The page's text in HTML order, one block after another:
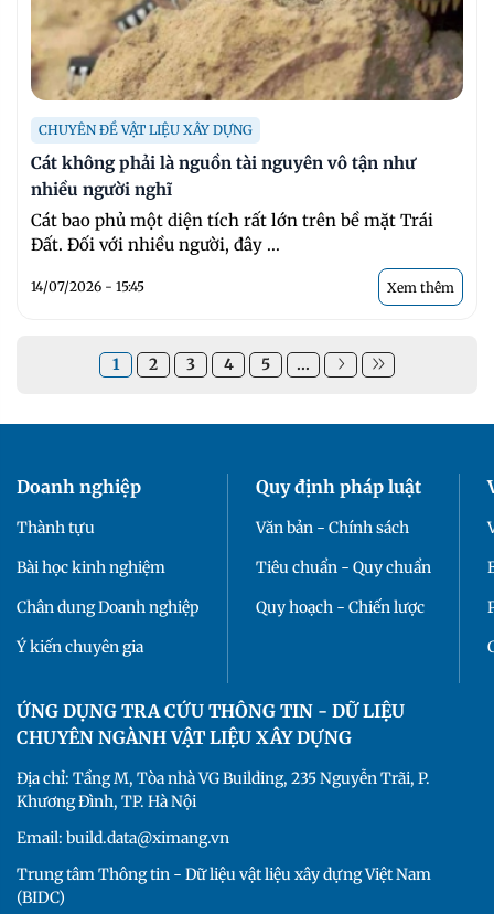
CHUYÊN ĐỀ VẬT LIỆU XÂY DỰNG
Cát không phải là nguồn tài nguyên vô tận như
nhiều người nghĩ
Cát bao phủ một diện tích rất lớn trên bề mặt Trái
Đất. Đối với nhiều người, đây ...
14/07/2026 - 15:45 Xem thêm
1 2 3 4 5 ...
Doanh nghiệp
Thành tựu
Bài học kinh nghiệm
Chân dung Doanh nghiệp
Ý kiến chuyên gia
Quy định pháp luật
Văn bản - Chính sách
Tiêu chuẩn - Quy chuẩn
Quy hoạch - Chiến lược
ỨNG DỤNG TRA CỨU THÔNG TIN - DỮ LIỆU
CHUYÊN NGÀNH VẬT LIỆU XÂY DỰNG
Địa chỉ: Tầng M, Tòa nhà VG Building, 235 Nguyễn Trãi, P.
Khương Đình, TP. Hà Nội
Email: build.data@ximang.vn
Trung tâm Thông tin - Dữ liệu vật liệu xây dựng Việt Nam
(BIDC)